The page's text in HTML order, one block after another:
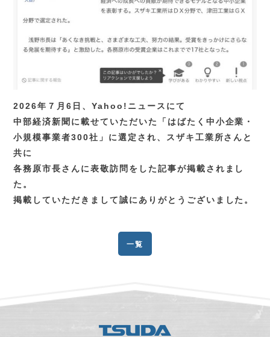
2026年７月6日、Yahoo!ニュースにて
中部経済新聞に載せていただいた「はばたく中小企業・
小規模事業者300社」に選定され、スザキ工業所さんと
共に
各務原市長さんに表敬訪問をした記事が掲載されまし
た。
掲載していただきまして誠にありがとうございました。
一覧